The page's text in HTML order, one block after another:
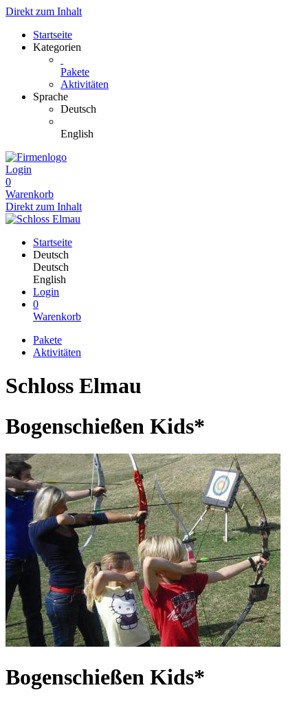
Direkt zum Inhalt
Startseite
Kategorien
Pakete
Aktivitäten
Sprache
Deutsch
English
Login
0
Warenkorb
Direkt zum Inhalt
Startseite
Deutsch
Deutsch
English
Login
0
Warenkorb
Pakete
Aktivitäten
Schloss Elmau
Bogenschießen Kids*
Bogenschießen Kids*